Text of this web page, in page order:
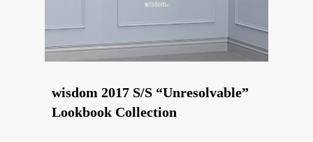
wisdom 2017 S/S “Unresolvable”
Lookbook Collection